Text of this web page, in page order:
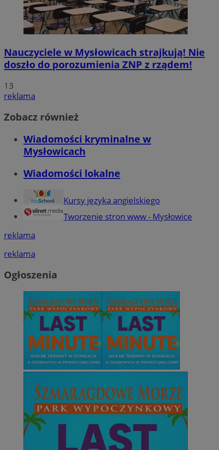
Nauczyciele w Mysłowicach strajkują! Nie
doszło do porozumienia ZNP z rządem!
13
reklama
Zobacz również
Wiadomości kryminalne w
Mysłowicach
Wiadomości lokalne
Kursy języka angielskiego
Tworzenie stron www - Mysłowice
reklama
reklama
Ogłoszenia